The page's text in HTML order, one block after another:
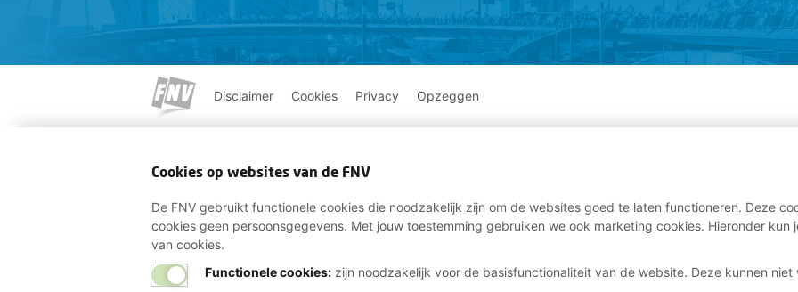
Disclaimer Cookies Privacy Opzeggen
Cookies op websites van de FNV
De FNV gebruikt functionele cookies die noodzakelijk zijn om de websites goed te laten functioneren. Deze
cookies geen persoonsgegevens. Met jouw toestemming gebruiken we ook marketing cookies. Hieronder
van cookies.
Functionele cookies:zijn noodzakelijk voor de basisfunctionaliteit van de website. Deze kunnen niet